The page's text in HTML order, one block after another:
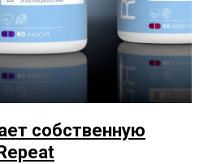
собственную